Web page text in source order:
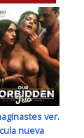
ver.
nueva